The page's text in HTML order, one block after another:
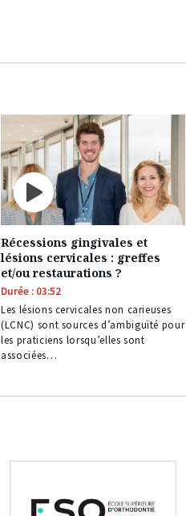
Récessions gingivales et
lésions cervicales : greffes
et/ou restaurations ?
Durée : 03:52
Les lésions cervicales non carieuses
(LCNC) sont sources d’ambiguïté pour
les praticiens lorsqu’elles sont
associées…